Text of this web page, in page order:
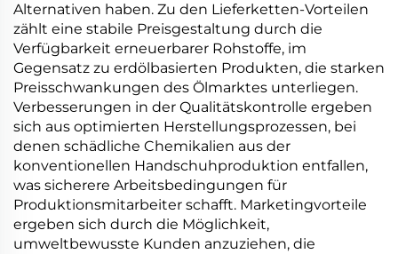
Alternativen haben. Zu den Lieferketten-Vorteilen
zählt eine stabile Preisgestaltung durch die
Verfügbarkeit erneuerbarer Rohstoffe, im
Gegensatz zu erdölbasierten Produkten, die starken
Preisschwankungen des Ölmarktes unterliegen.
Verbesserungen in der Qualitätskontrolle ergeben
sich aus optimierten Herstellungsprozessen, bei
denen schädliche Chemikalien aus der
konventionellen Handschuhproduktion entfallen,
was sicherere Arbeitsbedingungen für
Produktionsmitarbeiter schafft. Marketingvorteile
ergeben sich durch die Möglichkeit,
umweltbewusste Kunden anzuziehen, die